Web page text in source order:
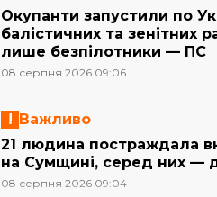
Окупанти запустили по
балістичних та зенітних
лише безпілотники — ПС
08 серпня 2026 09:06
Важливо
21 людина постраждала
на Сумщині, серед них —
08 серпня 2026 09:04